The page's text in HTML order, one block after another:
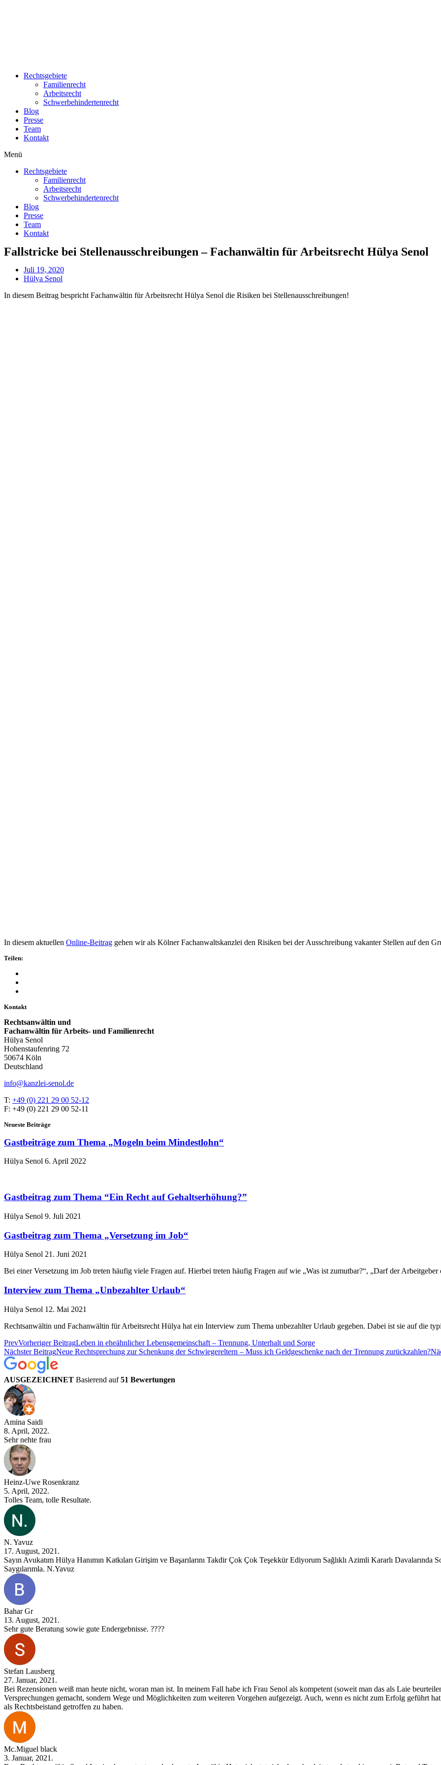
Rechtsgebiete
Familienrecht
Arbeitsrecht
Schwerbehindertenrecht
Blog
Presse
Team
Kontakt
Menü
Rechtsgebiete
Familienrecht
Arbeitsrecht
Schwerbehindertenrecht
Blog
Presse
Team
Kontakt
Fallstricke bei Stellenausschreibungen – Fachanwältin für Arbeitsrecht Hülya Senol
Juli 19, 2020
Hülya Senol
In diesem Beitrag bespricht Fachanwältin für Arbeitsrecht Hülya Senol die Risiken bei Stellenausschreibungen!
In diesem aktuellen Online-Beitrag gehen wir als Kölner Fachanwaltskanzlei den Risiken bei der Ausschreibung vakanter Stellen auf den
Teilen:
Kontakt
Rechtsanwältin und
Fachanwältin für Arbeits- und Familienrecht
Hülya Senol
Hohenstaufenring 72
50674 Köln
Deutschland
info@kanzlei-senol.de
T: +49 (0) 221 29 00 52-12
F: +49 (0) 221 29 00 52-11
Neueste Beiträge
Gastbeiträge zum Thema „Mogeln beim Mindestlohn“
Hülya Senol 6. April 2022
Gastbeitrag zum Thema “Ein Recht auf Gehaltserhöhung?”
Hülya Senol 9. Juli 2021
Gastbeitrag zum Thema „Versetzung im Job“
Hülya Senol 21. Juni 2021
Bei einer Versetzung im Job treten häufig viele Fragen auf. Hierbei treten häufig Fragen auf wie „Was ist zumutbar?“, „Darf der
Interview zum Thema „Unbezahlter Urlaub“
Hülya Senol 12. Mai 2021
Rechtsanwältin und Fachanwältin für Arbeitsrecht Hülya hat ein Interview zum Thema unbezahlter Urlaub gegeben. Dabei ist sie auf die
PrevVorheriger BeitragLeben in eheähnlicher Lebensgemeinschaft – Trennung, Unterhalt und Sorge
Nächster BeitragNeue Rechtsprechung zur Schenkung der Schwiegereltern – Muss ich Geldgeschenke nach der Trennung zurückzahlen?
AUSGEZEICHNET Basierend auf51 Bewertungen
Amina Saidi
8. April, 2022.
Sehr nehte frau
Heinz-Uwe Rosenkranz
5. April, 2022.
Tolles Team, tolle Resultate.
N. Yavuz
17. August, 2021.
Sayın Avukatım Hülya Hanımın Katkıları Girişim ve Başarılarını Takdir Çok Çok Teşekkür Ediyorum Sağlıklı Azimli Kararlı Davalarında
Saygılarımla. N.Yavuz
Bahar Gr
13. August, 2021.
Sehr gute Beratung sowie gute Endergebnisse. ????
Stefan Lausberg
27. Januar, 2021.
Bei Rezensionen weiß man heute nicht, woran man ist. In meinem Fall habe ich Frau Senol als kompetent (soweit man das als Laie
Versprechungen gemacht, sondern Wege und Möglichkeiten zum weiteren Vorgehen aufgezeigt. Auch, wenn es nicht zum Erfolg geführt
als Rechtsbeistand getroffen zu haben.
Mc.Miguel black
3. Januar, 2021.